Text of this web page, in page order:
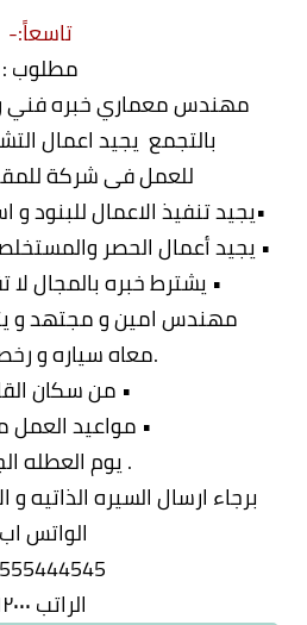
تاسعاً:-
مطلوب :
مهندس معماري خبره فني
بالتجمع يجيد اعمال
للعمل فى شركة
•يجيد تنفيذ الاعمال للبنود
• يجيد أعمال الحصر
• يشترط خبره بالمجال لا تقل
مهندس امين و مجتهد و
.معاه سياره و
• من سكان
• مواعيد العمل من
. يوم العطله
برجاء ارسال السيره الذاتيه
الواتس اب
الراتب ١٢٠٠٠